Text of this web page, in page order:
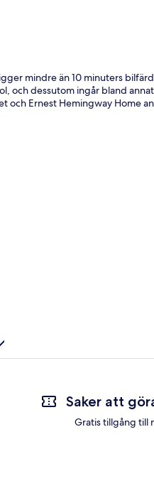
mindre än 10 minuters
och dessutom ingår bland
och Ernest Hemingway Home
Saker att
Gratis tillgång till